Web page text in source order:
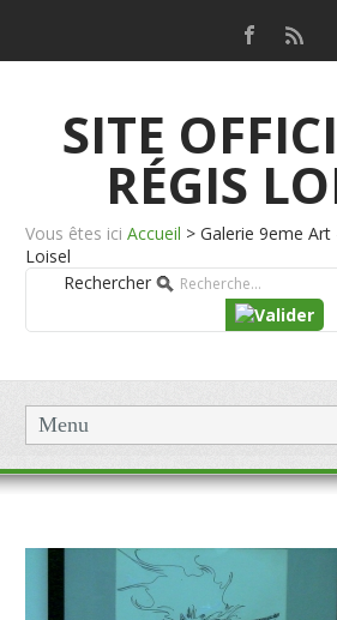
SITE
RÉGIS
Vous êtes ici Accueil > Galerie 9eme Art
Loisel
Rechercher
Menu